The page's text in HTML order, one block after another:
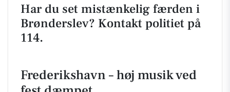
Har du set mistænkelig færden i
Brønderslev? Kontakt politiet på
114.
Frederikshavn – høj musik ved